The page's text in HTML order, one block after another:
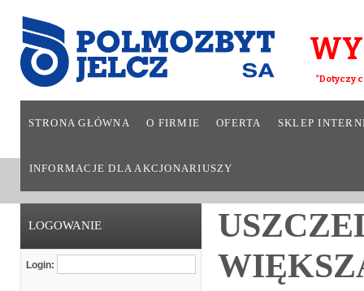
*Dotyczy
STRONA GŁÓWNA O FIRMIE OFERTA SKLEP
INFORMACJE DLA AKCJONARIUSZY
LOGOWANIE
Login: